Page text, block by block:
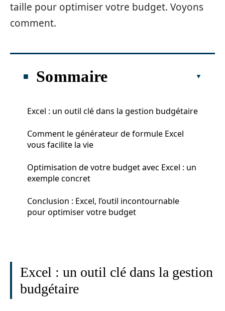
taille pour optimiser votre budget. Voyons
comment.
Sommaire
Excel : un outil clé dans la gestion budgétaire
Comment le générateur de formule Excel
vous facilite la vie
Optimisation de votre budget avec Excel : un
exemple concret
Conclusion : Excel, l’outil incontournable
pour optimiser votre budget
Excel : un outil clé dans la gestion
budgétaire